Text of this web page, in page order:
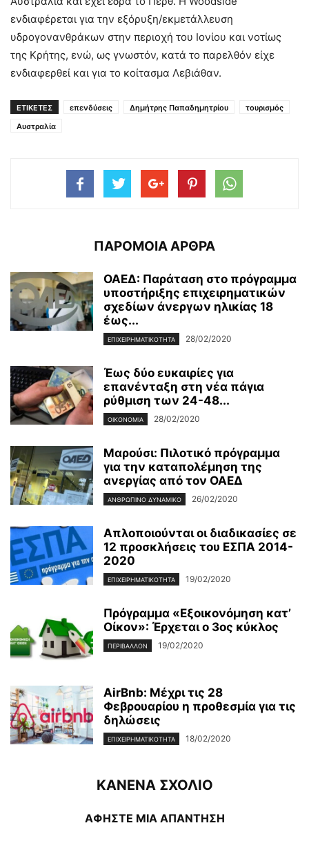
ενδιαφέρεται για την εξόρυξη/εκμετάλλευση
υδρογονανθράκων στην περιοχή του Ιονίου και νοτίως
της Κρήτης, ενώ, ως γνωστόν, κατά το παρελθόν είχε
ενδιαφερθεί και για το κοίτασμα Λεβιάθαν.
ΕΤΙΚΕΤΕΣ επενδύσεις Δημήτρης Παπαδημητρίου
τουρισμός
Αυστραλία
ΠΑΡΟΜΟΙΑ ΑΡΘΡΑ
ΟΑΕΔ: Παράταση στο πρόγραμμα
υποστήριξης επιχειρηματικών
σχεδίων άνεργων ηλικίας 18
έως...
ΕΠΙΧΕΙΡΗΜΑΤΙΚΌΤΗΤΑ 28/02/2020
Έως δύο ευκαιρίες για
επανένταξη στη νέα πάγια
ρύθμιση των 24-48...
ΟΙΚΟΝΟΜΊΑ 28/02/2020
Μαρούσι: Πιλοτικό πρόγραμμα
για την καταπολέμηση της
ανεργίας από τον ΟΑΕΔ
ΑΝΘΡΏΠΙΝΟ ΔΥΝΑΜΙΚΌ 26/02/2020
Απλοποιούνται οι διαδικασίες σε
12 προσκλήσεις του ΕΣΠΑ 2014-
2020
ΕΠΙΧΕΙΡΗΜΑΤΙΚΌΤΗΤΑ 19/02/2020
Πρόγραμμα «Εξοικονόμηση κατ’
Οίκον»: Έρχεται ο 3ος κύκλος
ΠΕΡΙΒΆΛΛΟΝ 19/02/2020
AirBnb: Μέχρι τις 28
Φεβρουαρίου η προθεσμία για τις
δηλώσεις
ΕΠΙΧΕΙΡΗΜΑΤΙΚΌΤΗΤΑ 18/02/2020
ΚΑΝΕΝΑ ΣΧΟΛΙΟ
ΑΦΗΣΤΕ ΜΙΑ ΑΠΑΝΤΗΣΗ